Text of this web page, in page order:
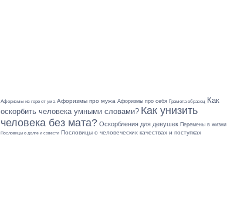
Афоризмы из горе от ума Афоризмы про мужа Афоризмы про себя Грамота образец Как
оскорбить человека умными словами? Как унизить
человека без мата? Оскорбления для девушек Перемены в жизни
Пословицы о долге и совести Пословицы о человеческих качествах и поступках